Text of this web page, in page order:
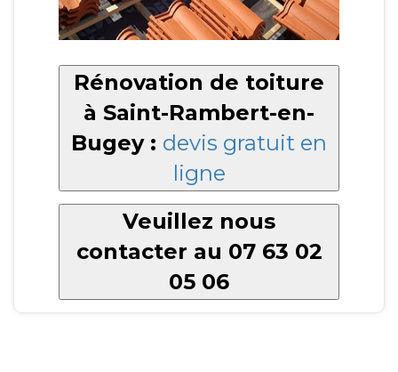
Rénovation de toiture
à Saint-Rambert-en-
Bugey : devis gratuit en
ligne
Veuillez nous
contacter au 07 63 02
05 06